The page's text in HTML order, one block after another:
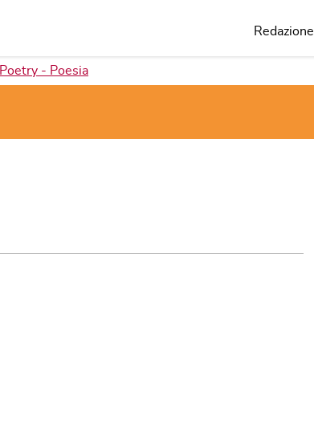
Redazione
Poetry - Poesia